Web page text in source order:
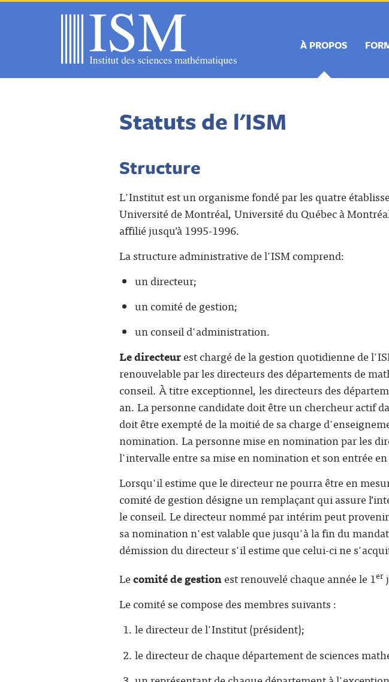
À PROPOS
Statuts de l'ISM
Structure
L'Institut est un organisme fondé par les quatre
Université de Montréal, Université du Québec à
affilié jusqu’à 1995-1996.
La structure administrative de l'ISM comprend:
un directeur;
un comité de gestion;
un conseil d'administration.
Le directeurest chargé de la gestion quotidienne de
renouvelable par les directeurs des départements de
conseil. À titre exceptionnel, les directeurs des
an. La personne candidate doit être un chercheur actif
doit être exempté de la moitié de sa charge
nomination. La personne mise en nomination par les
l'intervalle entre sa mise en nomination et son entrée
Lorsqu'il estime que le directeur ne pourra être en
comité de gestion désigne un remplaçant qui assure
le conseil. Le directeur nommé par intérim peut
sa nomination n'est valable que jusqu'à la fin du
démission du directeur s'il estime que celui-ci ne
Lecomité de gestionest renouvelé chaque année le 1er
Le comité se compose des membres suivants :
le directeur de l'Institut (président);
le directeur de chaque département de sciences